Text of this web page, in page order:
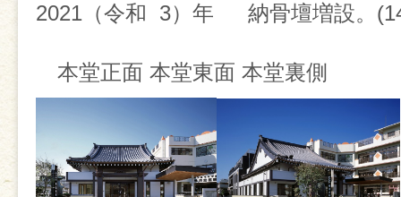
2021（令和 3）年 納骨壇増設。
本堂正面 本堂東面 本堂裏側